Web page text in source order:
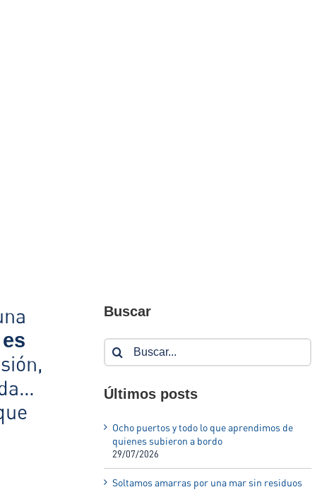
Buscar
Buscar:
Últimos posts
Ocho puertos y todo lo que aprendimos de
quienes subieron a bordo
29/07/2026
Soltamos amarras por una mar sin residuos